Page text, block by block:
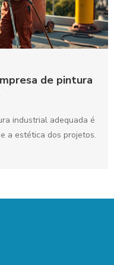
de pintura
industrial adequada é
a estética dos projetos.